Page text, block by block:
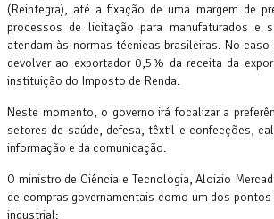
(Reintegra), até a fixação de uma margem de
processos de licitação para manufaturados e
atendam às normas técnicas brasileiras. No caso
devolver ao exportador 0,5% da receita da
instituição do Imposto de Renda.
Neste momento, o governo irá focalizar a
setores de saúde, defesa, têxtil e confecções,
informação e da comunicação.
O ministro de Ciência e Tecnologia, Aloizio
de compras governamentais como um dos
industrial: